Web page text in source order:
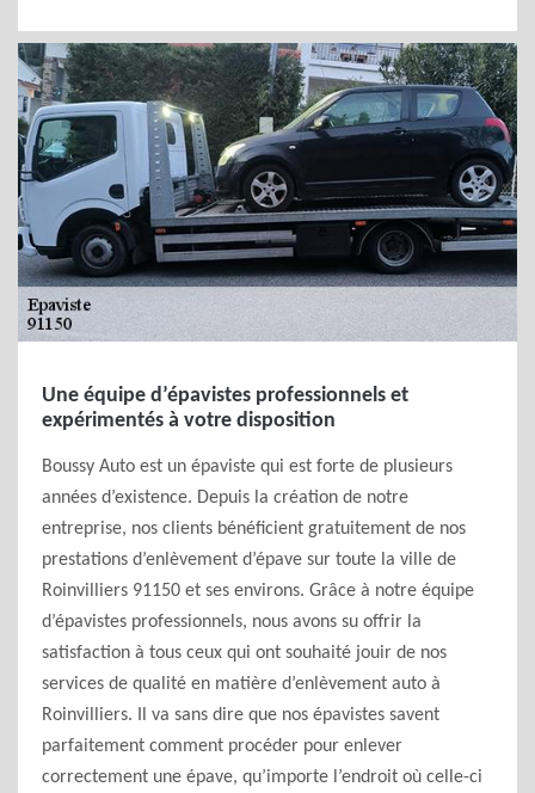
Une équipe d’épavistes professionnels et
expérimentés à votre disposition
Boussy Auto est un épaviste qui est forte de plusieurs
années d’existence. Depuis la création de notre
entreprise, nos clients bénéficient gratuitement de nos
prestations d’enlèvement d’épave sur toute la ville de
Roinvilliers 91150 et ses environs. Grâce à notre équipe
d’épavistes professionnels, nous avons su offrir la
satisfaction à tous ceux qui ont souhaité jouir de nos
services de qualité en matière d’enlèvement auto à
Roinvilliers. Il va sans dire que nos épavistes savent
parfaitement comment procéder pour enlever
correctement une épave, qu’importe l’endroit où celle-ci